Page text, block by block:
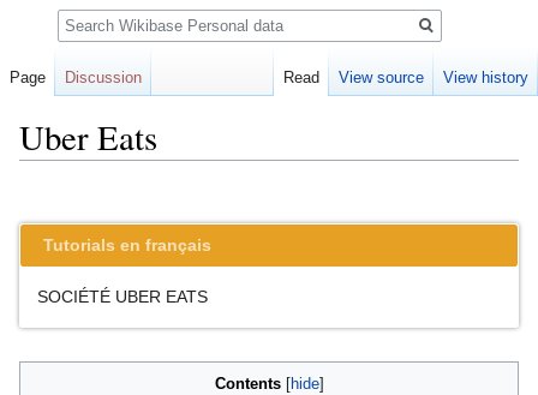
Uber Eats
to
navigation
to
search
Tutorials en français
SOCIÉTÉ UBER EATS
Contents
Page Discussion Read View source View history
Search